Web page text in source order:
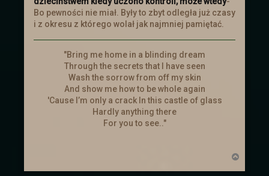
Wszystkiego dobrego z okazji Mikołajek
i witamy z powrotem!
Zapraszamy do Aktualizacjiaby
przekonać się jakie nastały zmiany!
Dzień kobiet
Z okazji Dnia Kobiet Administracja życzy
Paniom wszystkiego najlepszego z
okazji Waszego święta. Niech Los Wam
Bo pewności nie miał. Były to zbyt odległa już czasy
i z okresu z którego wolał jak najmniej pamiętać.
"Bring me home in a blinding dream
Through the secrets that I have seen
Wash the sorrow from off my skin
And show me how to be whole again
'Cause I’m only a crack In this castle of glass
Hardly anything there
For you to see.."